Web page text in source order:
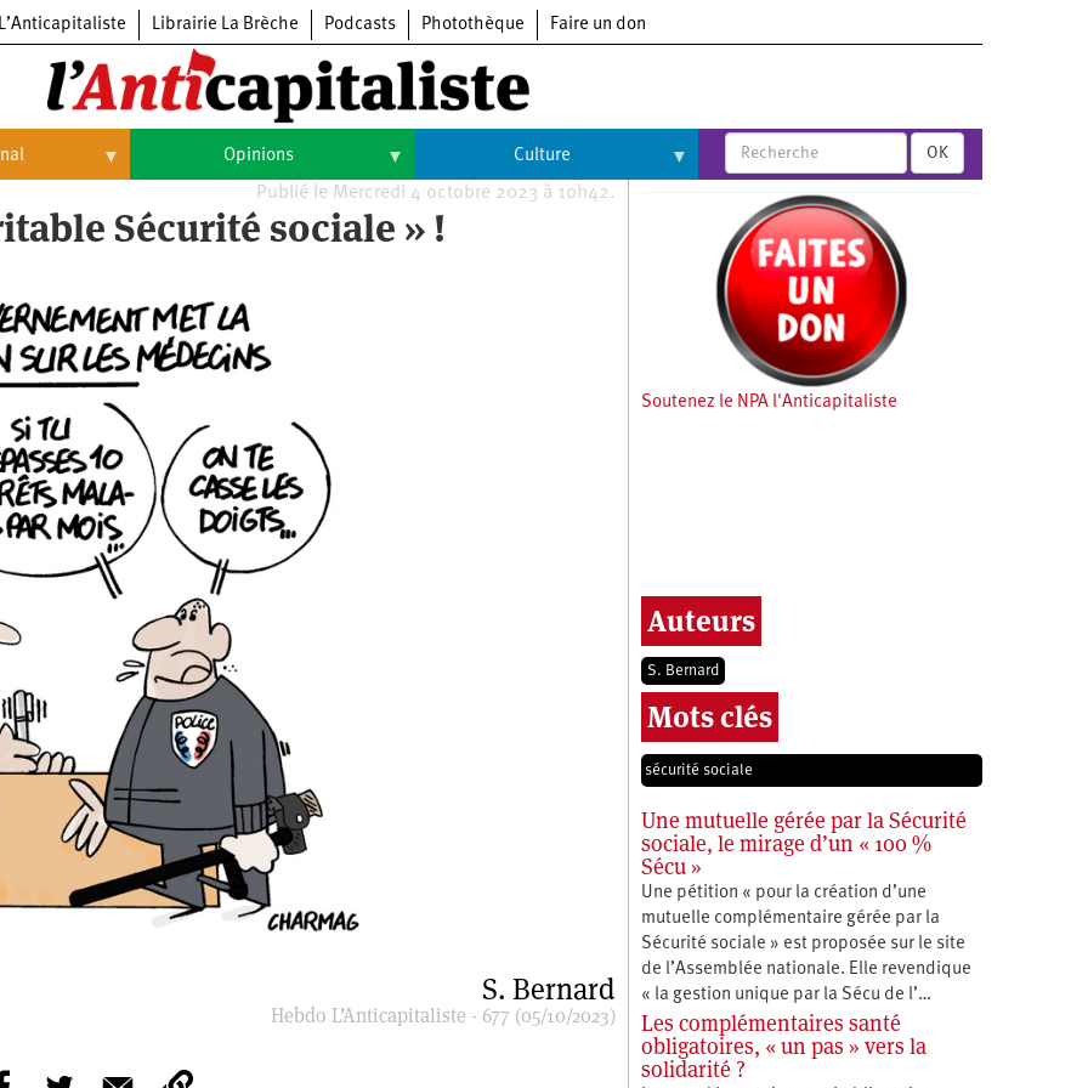
L’Anticapitaliste Librairie La Brèche Podcasts Photothèque Faire un don
Opinions Culture OK
Publié le Mercredi 4 octobre 2023 à 10h42.
Sécurité sociale » !
S. Bernard
Hebdo L’Anticapitaliste - 677 (05/10/2023)
Soutenez le NPA l'Anticapitaliste
Auteurs
S. Bernard
Mots clés
sécurité sociale
Une mutuelle gérée par la Sécurité
sociale, le mirage d’un « 100 %
Sécu »
Une pétition « pour la création d’une
mutuelle complémentaire gérée par la
Sécurité sociale » est proposée sur le site
de l’Assemblée nationale. Elle revendique
« la gestion unique par la Sécu de l’…
Les complémentaires santé
obligatoires, « un pas » vers la
solidarité ?